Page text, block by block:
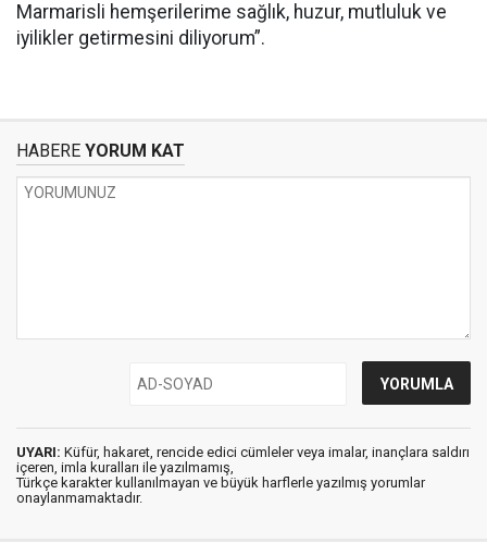
Marmarisli hemşerilerime sağlık, huzur, mutluluk ve
iyilikler getirmesini diliyorum”.
HABERE YORUM KAT
UYARI: Küfür, hakaret, rencide edici cümleler veya imalar, inançlara saldırı
içeren, imla kuralları ile yazılmamış,
Türkçe karakter kullanılmayan ve büyük harflerle yazılmış yorumlar
onaylanmamaktadır.